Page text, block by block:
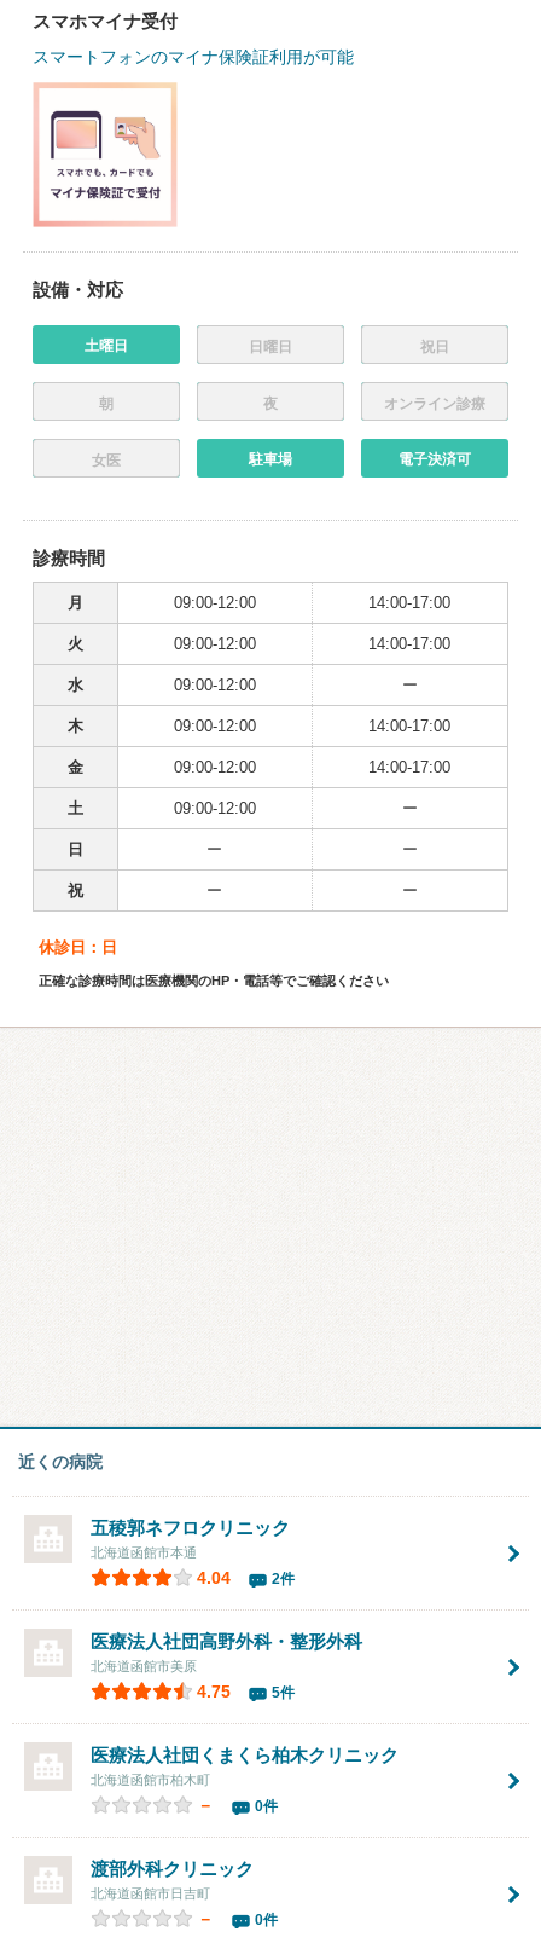
スマホマイナ受付
スマートフォンのマイナ保険証利用が可能
設備・対応
土曜日 日曜日 祝日
朝 夜 オンライン診療
女医 駐車場 電子決済可
診療時間
月 09:00-12:00 14:00-17:00
火 09:00-12:00 14:00-17:00
水 09:00-12:00 ー
木 09:00-12:00 14:00-17:00
金 09:00-12:00 14:00-17:00
土 09:00-12:00 ー
日 ー ー
祝 ー ー
休診日：日
正確な診療時間は医療機関のHP・電話等でご確認ください
近くの病院
五稜郭ネフロクリニック
北海道函館市本通
4.04 2件
医療法人社団高野外科・整形外科
北海道函館市美原
4.75 5件
医療法人社団 くまくら柏木クリニック
北海道函館市柏木町
－ 0件
渡部外科クリニック
北海道函館市日吉町
－ 0件